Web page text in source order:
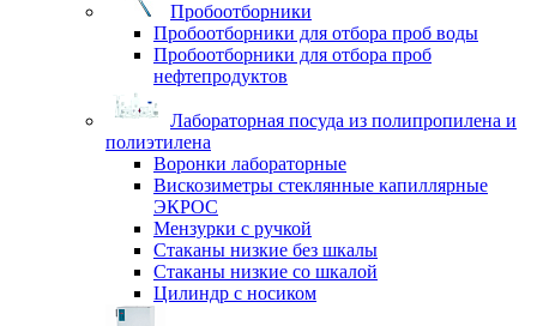
Пробоотборники
Пробоотборники для отбора проб воды
Пробоотборники для отбора проб
нефтепродуктов
Лабораторная посуда из полипропилена и
полиэтилена
Воронки лабораторные
Вискозиметры стеклянные капиллярные
ЭКРОС
Мензурки с ручкой
Стаканы низкие без шкалы
Стаканы низкие со шкалой
Цилиндр с носиком